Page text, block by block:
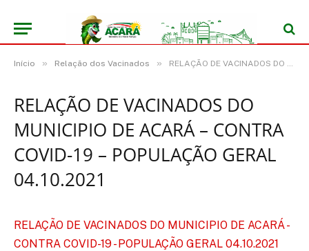
Início » Relação dos Vacinados » RELAÇÃO DE VACINADOS DO MUNICIPIO DE ACARÁ – CONTRA COVID-19 – POPULAÇÃO GERAL 04.10.2021
RELAÇÃO DE VACINADOS DO
MUNICIPIO DE ACARÁ – CONTRA
COVID-19 – POPULAÇÃO GERAL
04.10.2021
RELAÇÃO DE VACINADOS DO MUNICIPIO DE ACARÁ -
CONTRA COVID-19 - POPULAÇÃO GERAL 04.10.2021